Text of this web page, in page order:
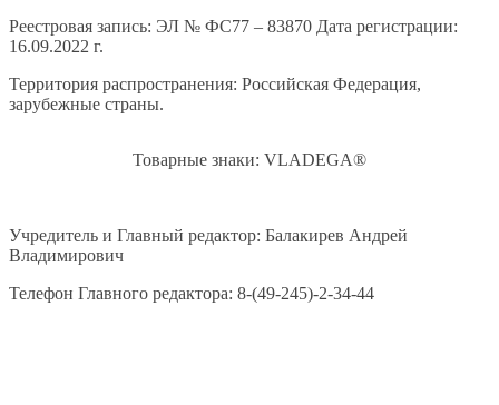
Реестровая запись: ЭЛ № ФС77 – 83870 Дата регистрации:
16.09.2022 г.
Территория распространения: Российская Федерация,
зарубежные страны.
Товарные знаки: VLADEGA®
Учредитель и Главный редактор: Балакирев Андрей
Владимирович
Телефон Главного редактора: 8-(49-245)-2-34-44